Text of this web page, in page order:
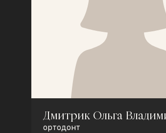
Дмитрик Ольга
ортодонт